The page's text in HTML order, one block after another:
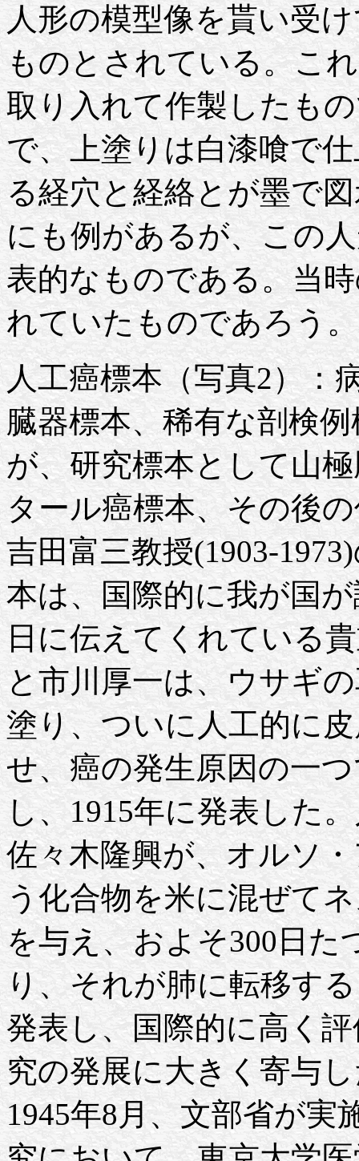
人形の模型像を貰い受
ものとされている。こ
取り入れて作製したも
で、上塗りは白漆喰で
る経穴と経絡とが墨で
にも例があるが、この
表的なものである。当
れていたものであろう。
人工癌標本（写真2）：
臓器標本、稀有な剖検
が、研究標本として山
タール癌標本、その後
吉田富三教授(1903-
本は、国際的に我が国
日に伝えてくれている
と市川厚一は、ウサギ
塗り、ついに人工的に
せ、癌の発生原因の一
し、1915年に発表した
佐々木隆興が、オルソ
う化合物を米に混ぜて
を与え、およそ300日た
り、それが肺に転移す
発表し、国際的に高く
究の発展に大きく寄与
1945年8月、文部省が実